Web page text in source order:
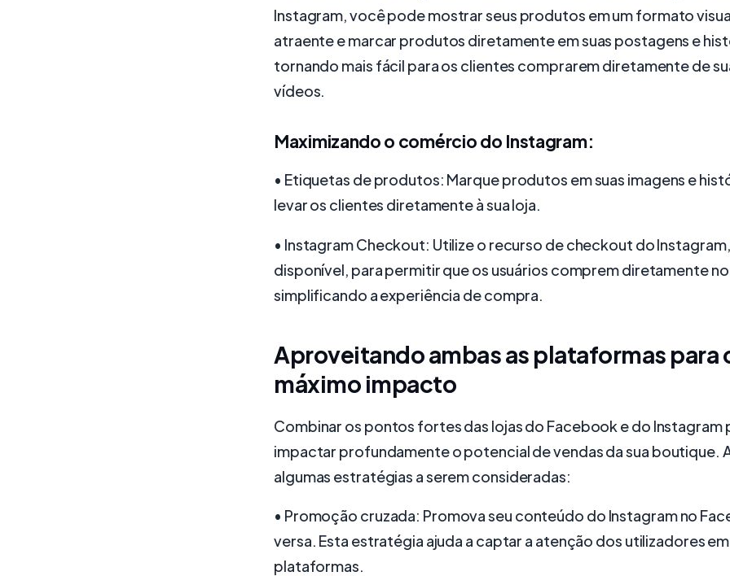
Instagram, você pode mostrar seus produtos em um formato
atraente e marcar produtos diretamente em suas postagens e
tornando mais fácil para os clientes comprarem diretamente de
vídeos.
Maximizando o comércio do Instagram:
• Etiquetas de produtos: Marque produtos em suas imagens e
levar os clientes diretamente à sua loja.
• Instagram Checkout: Utilize o recurso de checkout do
disponível, para permitir que os usuários comprem diretamente
simplificando a experiência de compra.
Aproveitando ambas as plataformas para
máximo impacto
Combinar os pontos fortes das lojas do Facebook e do Instagram
impactar profundamente o potencial de vendas da sua boutique.
algumas estratégias a serem consideradas:
• Promoção cruzada: Promova seu conteúdo do Instagram no
versa. Esta estratégia ajuda a captar a atenção dos utilizadores
plataformas.